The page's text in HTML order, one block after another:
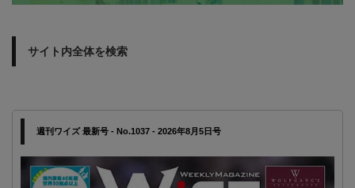
サイト内全体を検索
週刊ワイズ 最新号 - No.1037 - 2026年8月5日号